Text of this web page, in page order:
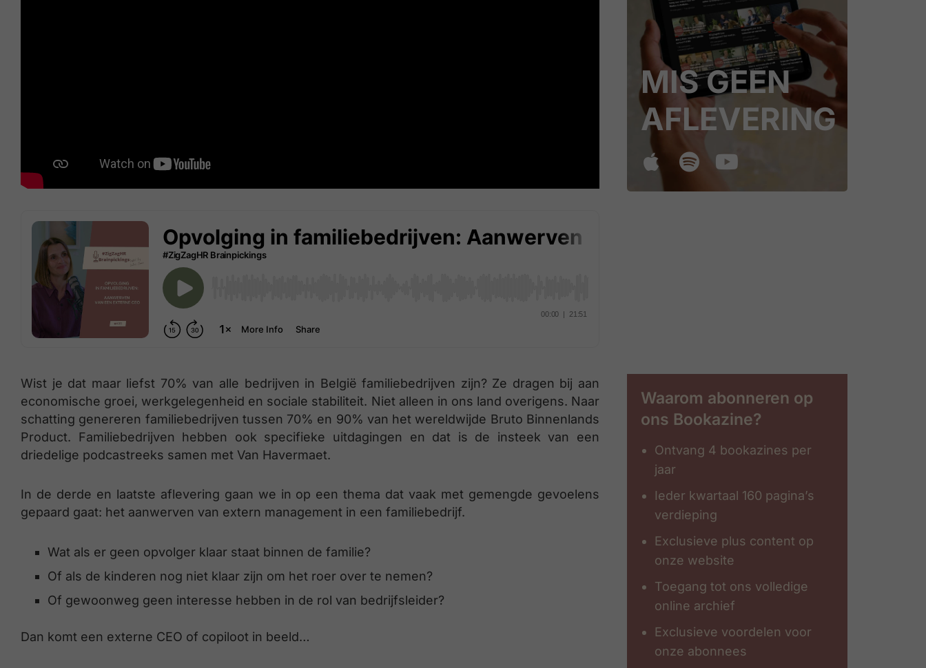
Wist je dat maar liefst 70% van alle bedrijven in België familiebedrijven zijn? Ze dragen bij aan
economische groei, werkgelegenheid en sociale stabiliteit. Niet alleen in ons land overigens. Naar
schatting genereren familiebedrijven tussen 70% en 90% van het wereldwijde Bruto Binnenlands
Product. Familiebedrijven hebben ook specifieke uitdagingen en dat is de insteek van een
driedelige podcastreeks samen met Van Havermaet.
In de derde en laatste aflevering gaan we in op een thema dat vaak met gemengde gevoelens
gepaard gaat: het aanwerven van extern management in een familiebedrijf.
Wat als er geen opvolger klaar staat binnen de familie?
Of als de kinderen nog niet klaar zijn om het roer over te nemen?
Of gewoonweg geen interesse hebben in de rol van bedrijfsleider?
Dan komt een externe CEO of copiloot in beeld…
MIS GEEN
AFLEVERING
Waarom abonneren op
ons Bookazine?
Ontvang 4 bookazines per
jaar
Ieder kwartaal 160 pagina’s
verdieping
Exclusieve plus content op
onze website
Toegang tot ons volledige
online archief
Exclusieve voordelen voor
onze abonnees